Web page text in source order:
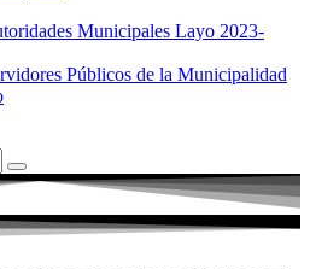
Municipales Layo 2023-
Públicos de la Municipalidad